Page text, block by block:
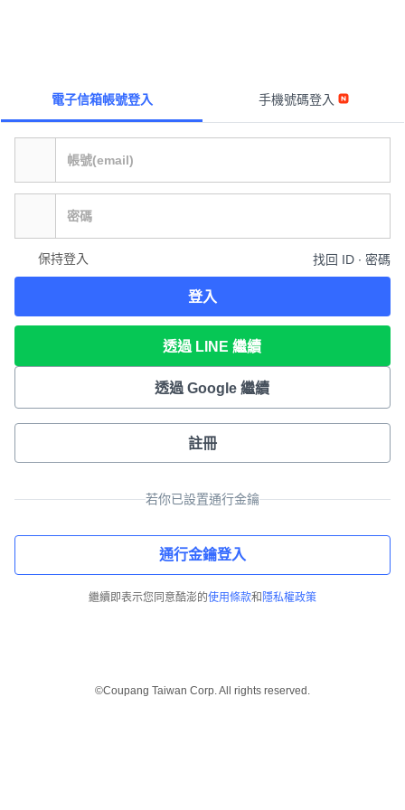
電子信箱帳號登入 手機號碼登入
保持登入 找回 ID ∙ 密碼
登入
透過 LINE 繼續
透過 Google 繼續
註冊
若你已設置通行金鑰
通行金鑰登入
繼續即表示您同意酷澎的使用條款和 隱私權政策
©Coupang Taiwan Corp. All rights reserved.